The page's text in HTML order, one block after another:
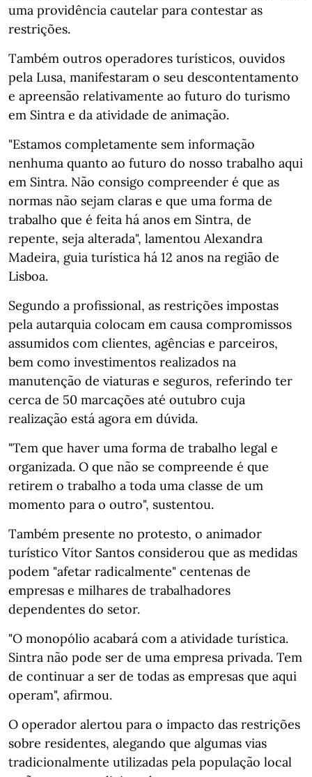
uma providência cautelar para contestar as
restrições.
Também outros operadores turísticos, ouvidos
pela Lusa, manifestaram o seu descontentamento
e apreensão relativamente ao futuro do turismo
em Sintra e da atividade de animação.
"Estamos completamente sem informação
nenhuma quanto ao futuro do nosso trabalho aqui
em Sintra. Não consigo compreender é que as
normas não sejam claras e que uma forma de
trabalho que é feita há anos em Sintra, de
repente, seja alterada", lamentou Alexandra
Madeira, guia turística há 12 anos na região de
Lisboa.
Segundo a profissional, as restrições impostas
pela autarquia colocam em causa compromissos
assumidos com clientes, agências e parceiros,
bem como investimentos realizados na
manutenção de viaturas e seguros, referindo ter
cerca de 50 marcações até outubro cuja
realização está agora em dúvida.
"Tem que haver uma forma de trabalho legal e
organizada. O que não se compreende é que
retirem o trabalho a toda uma classe de um
momento para o outro", sustentou.
Também presente no protesto, o animador
turístico Vítor Santos considerou que as medidas
podem "afetar radicalmente" centenas de
empresas e milhares de trabalhadores
dependentes do setor.
"O monopólio acabará com a atividade turística.
Sintra não pode ser de uma empresa privada. Tem
de continuar a ser de todas as empresas que aqui
operam", afirmou.
O operador alertou para o impacto das restrições
sobre residentes, alegando que algumas vias
tradicionalmente utilizadas pela população local